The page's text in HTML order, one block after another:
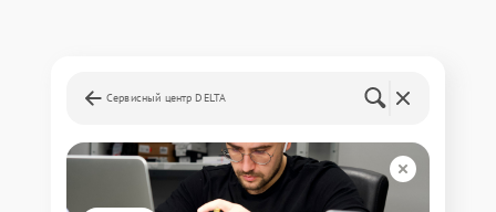
Сервисный центр DELTA